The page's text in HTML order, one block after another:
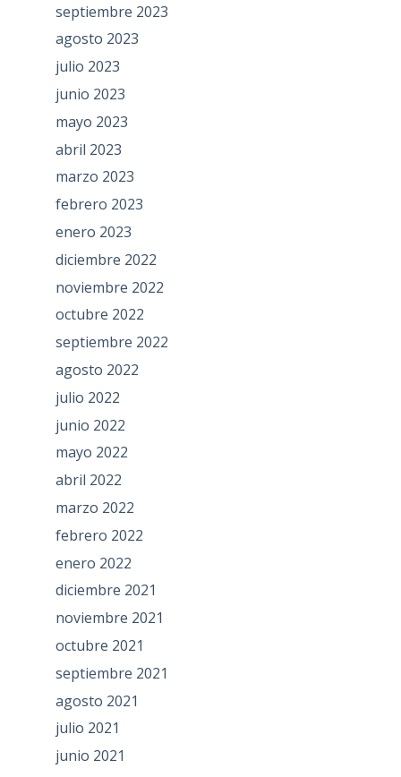
septiembre 2023
agosto 2023
julio 2023
junio 2023
mayo 2023
abril 2023
marzo 2023
febrero 2023
enero 2023
diciembre 2022
noviembre 2022
octubre 2022
septiembre 2022
agosto 2022
julio 2022
junio 2022
mayo 2022
abril 2022
marzo 2022
febrero 2022
enero 2022
diciembre 2021
noviembre 2021
octubre 2021
septiembre 2021
agosto 2021
julio 2021
junio 2021